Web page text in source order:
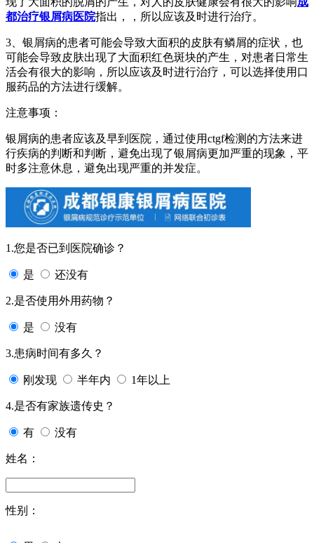
都治疗银屑病医院指出，，所以应该及时进行治疗。
3、银屑病的患者可能会导致大面积的皮肤有鳞屑的症状，也
可能会导致皮肤出现了大面积红色斑块的产生，对患者日常生
活会有很大的影响，所以应该及时进行治疗，可以选择使用口
服药品的方法进行缓解。
注意事项：
银屑病的患者应该及早到医院，通过使用ctgf检测的方法来进
行疾病的判断和判断，避免出现了银屑病更加严重的现象，平
时多注意休息，避免出现严重的并发症。
1.您是否已到医院确诊？
是 还没有
2.是否使用外用药物？
是 没有
3.患病时间有多久？
刚发现 半年内 1年以上
4.是否有家族遗传史？
有 没有
姓名：
性别：